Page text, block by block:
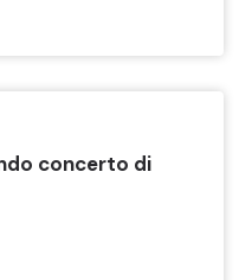
concerto di